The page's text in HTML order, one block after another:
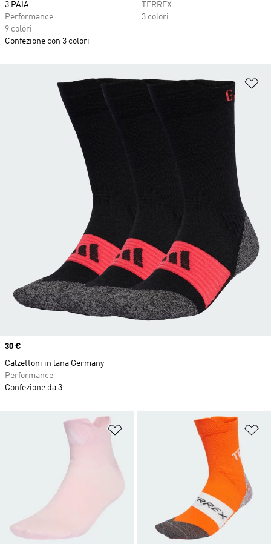
3 PAIA
Performance
9 colori
Confezione con 3 colori
TERREX
3 colori
Aggiungi alla lista dei desideri
Price
30 €
Calzettoni in lana Germany
Performance
Confezione da 3